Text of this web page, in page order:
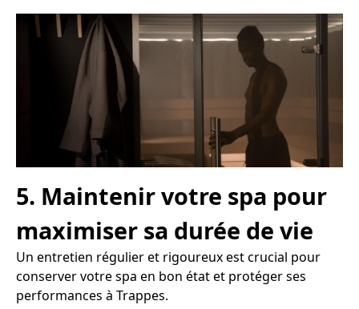
5. Maintenir votre spa pour
maximiser sa durée de vie
Un entretien régulier et rigoureux est crucial pour
conserver votre spa en bon état et protéger ses
performances à Trappes.